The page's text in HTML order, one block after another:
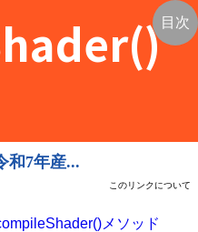
メソッド
目次